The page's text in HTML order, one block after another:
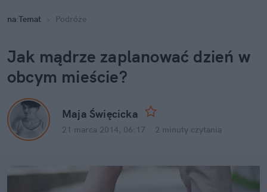
Rozrywka
na:Temat Podróże
Jak mądrze zaplanować dzień w
obcym mieście?
Maja Święcicka
21 marca 2014, 06:17 2 minuty czytania